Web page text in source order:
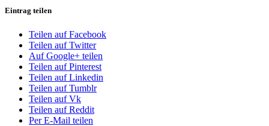
Eintrag teilen
Teilen auf Facebook
Teilen auf Twitter
Auf Google+ teilen
Teilen auf Pinterest
Teilen auf Linkedin
Teilen auf Tumblr
Teilen auf Vk
Teilen auf Reddit
Per E-Mail teilen